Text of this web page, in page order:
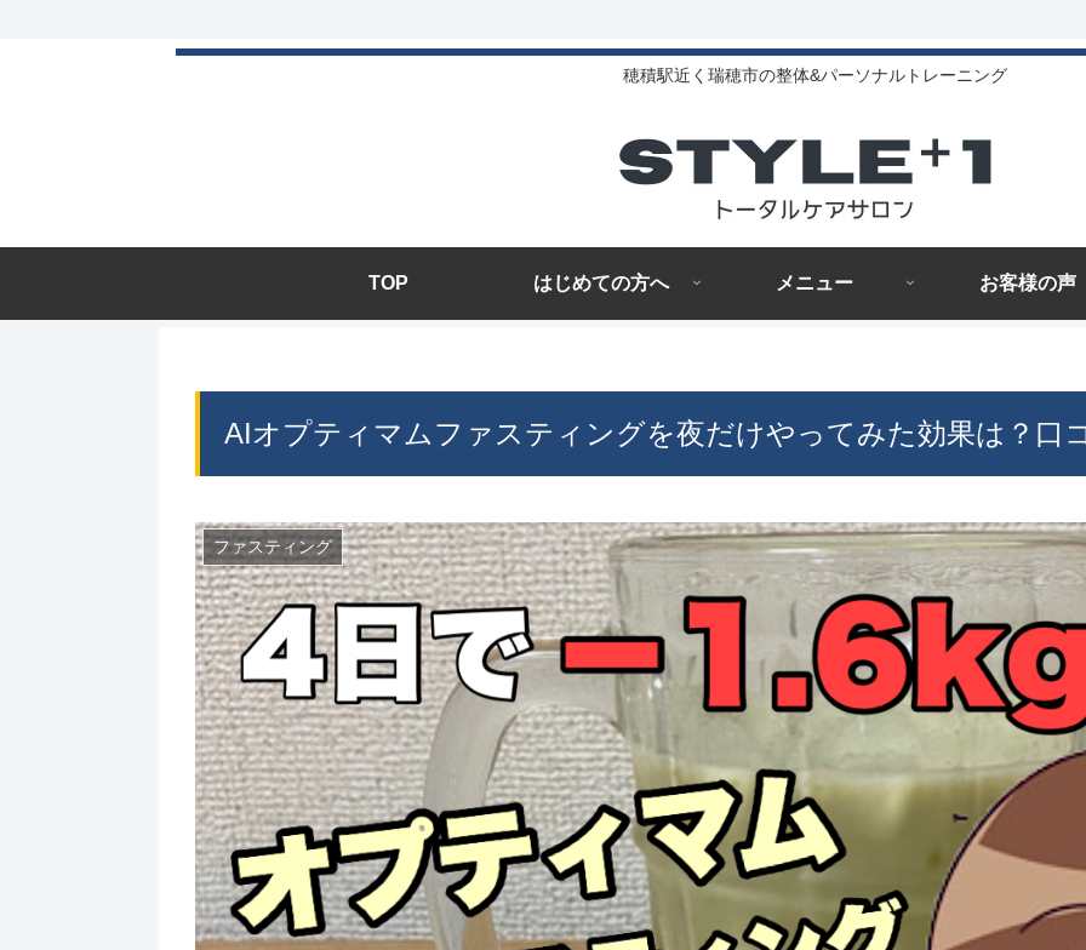
穂積駅近く瑞穂市の整体&パーソナルトレーニング
TOP はじめての方へ メニュー お客様の声
AIオプティマムファスティングを夜だけやってみた効果は？口
ファスティング